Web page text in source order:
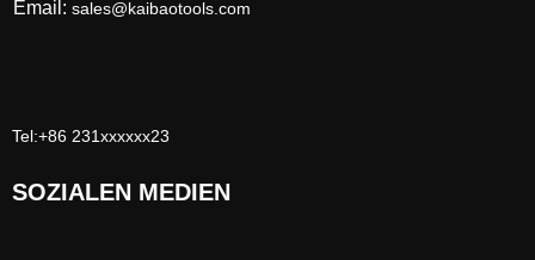
Email: sales@kaibaotools.com
Tel:+86 231xxxxxx23
SOZIALEN MEDIEN